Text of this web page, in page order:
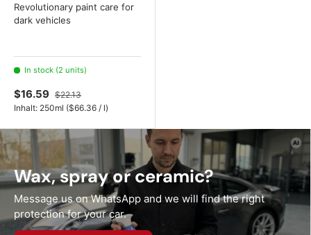
Revolutionary paint care for
dark vehicles
In stock (2 units)
$16.59 $22.13
Inhalt: 250ml Unit price
($66.36 / l)
Wax, spray or ceramic?
Message us on WhatsApp and we will find the right
protection for your car.